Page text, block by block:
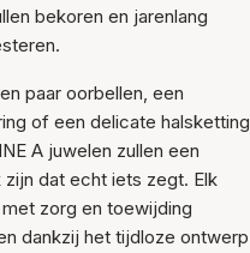
bekoren en jarenlang
paar oorbellen, een
of een delicate halsketting
A juwelen zullen een
dat echt iets zegt. Elk
zorg en toewijding
dankzij het tijdloze ontwerp